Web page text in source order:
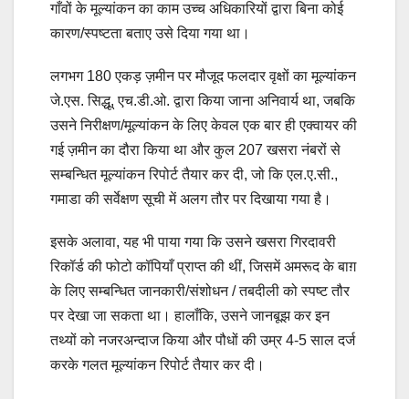
गाँवों के मूल्यांकन का काम उच्च अधिकारियों द्वारा बिना कोई
कारण/स्पष्टता बताए उसे दिया गया था।
लगभग 180 एकड़ ज़मीन पर मौजूद फलदार वृक्षों का मूल्यांकन
जे.एस. सिद्धू, एच.डी.ओ. द्वारा किया जाना अनिवार्य था, जबकि
उसने निरीक्षण/मूल्यांकन के लिए केवल एक बार ही एक्वायर की
गई ज़मीन का दौरा किया था और कुल 207 खसरा नंबरों से
सम्बन्धित मूल्यांकन रिपोर्ट तैयार कर दी, जो कि एल.ए.सी.,
गमाडा की सर्वेक्षण सूची में अलग तौर पर दिखाया गया है।
इसके अलावा, यह भी पाया गया कि उसने खसरा गिरदावरी
रिकॉर्ड की फोटो कॉपियाँ प्राप्त की थीं, जिसमें अमरूद के बाग़
के लिए सम्बन्धित जानकारी/संशोधन / तबदीली को स्पष्ट तौर
पर देखा जा सकता था। हालाँकि, उसने जानबूझ कर इन
तथ्यों को नजरअन्दाज किया और पौधों की उम्र 4-5 साल दर्ज
करके गलत मूल्यांकन रिपोर्ट तैयार कर दी।